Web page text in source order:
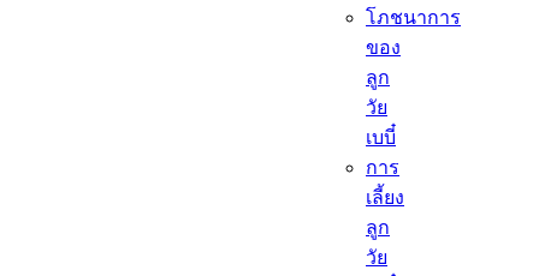
โภชนาการ
ของ
ลูก
วัย
เบบี๋
การ
เลี้ยง
ลูก
วัย